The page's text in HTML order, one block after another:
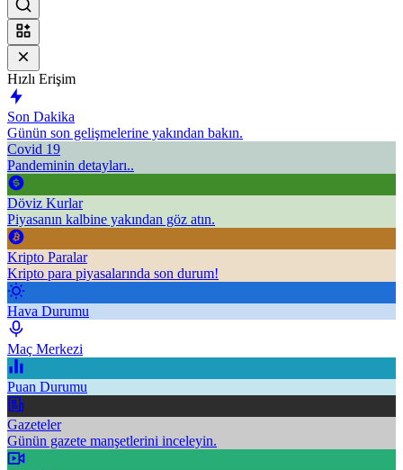
Hızlı Erişim
Son Dakika
Günün son gelişmelerine yakından bakın.
Covid 19
Pandeminin detayları..
Döviz Kurlar
Piyasanın kalbine yakından göz atın.
Kripto Paralar
Kripto para piyasalarında son durum!
Hava Durumu
Maç Merkezi
Puan Durumu
Gazeteler
Günün gazete manşetlerini inceleyin.